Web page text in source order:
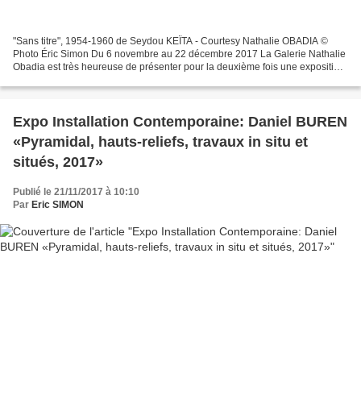
"Sans titre", 1954-1960 de Seydou KEÏTA - Courtesy Nathalie OBADIA ©
Photo Éric Simon Du 6 novembre au 22 décembre 2017 La Galerie Nathalie
Obadia est très heureuse de présenter pour la deuxième fois une exposition
Expo Installation Contemporaine: Daniel BUREN
«Pyramidal, hauts-reliefs, travaux in situ et
situés, 2017»
Publié le 21/11/2017 à 10:10
Par Eric SIMON